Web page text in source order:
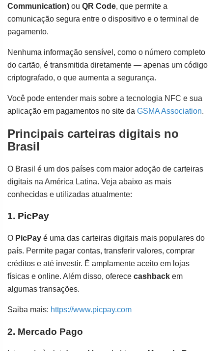
Communication) ou QR Code, que permite a
comunicação segura entre o dispositivo e o terminal de
pagamento.
Nenhuma informação sensível, como o número completo
do cartão, é transmitida diretamente — apenas um código
criptografado, o que aumenta a segurança.
Você pode entender mais sobre a tecnologia NFC e sua
aplicação em pagamentos no site da GSMA Association.
Principais carteiras digitais no
Brasil
O Brasil é um dos países com maior adoção de carteiras
digitais na América Latina. Veja abaixo as mais
conhecidas e utilizadas atualmente:
1. PicPay
O PicPay é uma das carteiras digitais mais populares do
país. Permite pagar contas, transferir valores, comprar
créditos e até investir. É amplamente aceito em lojas
físicas e online. Além disso, oferece cashback em
algumas transações.
Saiba mais: https://www.picpay.com
2. Mercado Pago